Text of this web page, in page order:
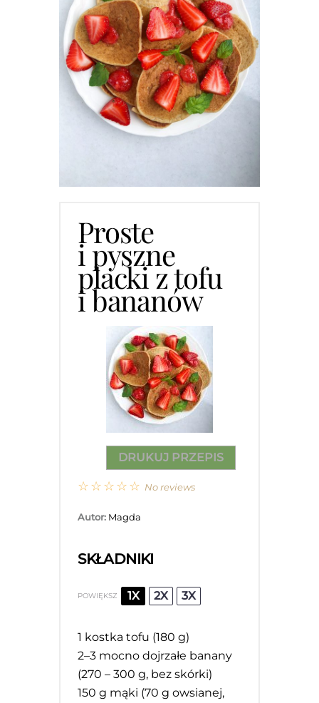
Proste
i pyszne
placki z tofu
i bananów
DRUKUJ PRZEPIS
☆
☆
☆
☆
☆ No reviews
Autor: Magda
SKŁADNIKI
POWIĘKSZ 1X 2X 3X
1 kostka tofu (180 g)
2–3 mocno dojrzałe banany
(270 –300 g, bez skórki)
150 g mąki (70 g owsianej,